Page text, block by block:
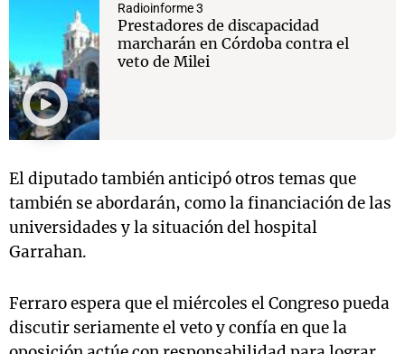
Radioinforme 3
Prestadores de discapacidad
marcharán en Córdoba contra el
veto de Milei
El diputado también anticipó otros temas que
también se abordarán, como la financiación de las
universidades y la situación del hospital
Garrahan.
Ferraro espera que el miércoles el Congreso pueda
discutir seriamente el veto y confía en que la